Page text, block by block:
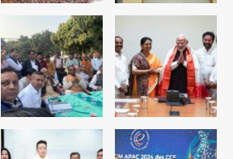
सुदर्शन शक्ति-वी अभ्यास में मॉक आॅपरेशन
Team JHJ
एयरपोर्ट का फर्जी कर्मचारी बनकर 3 लाख
उड़ाए, अब पहुंचा सलाखों के पीछे